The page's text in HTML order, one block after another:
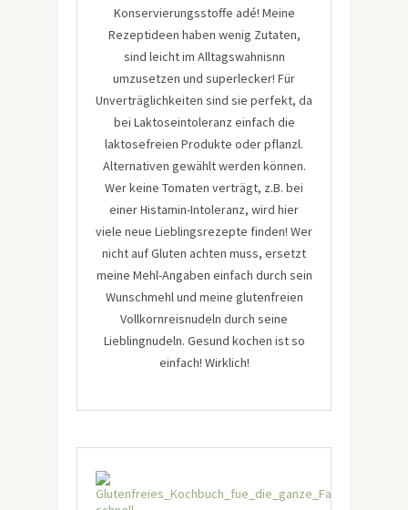
Konservierungsstoffe adé! Meine
Rezeptideen haben wenig Zutaten,
sind leicht im Alltagswahnisnn
umzusetzen und superlecker! Für
Unverträglichkeiten sind sie perfekt, da
bei Laktoseintoleranz einfach die
laktosefreien Produkte oder pflanzl.
Alternativen gewählt werden können.
Wer keine Tomaten verträgt, z.B. bei
einer Histamin-Intoleranz, wird hier
viele neue Lieblingsrezepte finden! Wer
nicht auf Gluten achten muss, ersetzt
meine Mehl-Angaben einfach durch sein
Wunschmehl und meine glutenfreien
Vollkornreisnudeln durch seine
Lieblingnudeln. Gesund kochen ist so
einfach! Wirklich!